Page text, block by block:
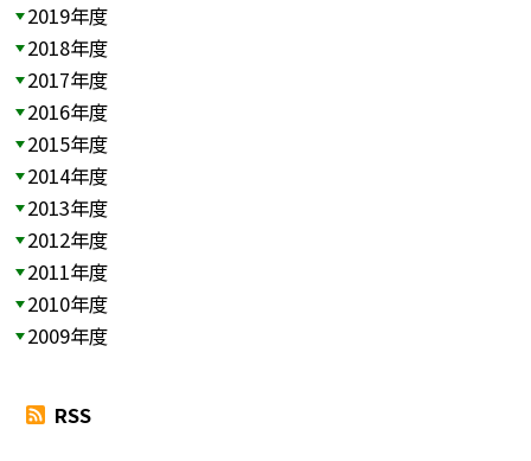
2019年度
2018年度
2017年度
2016年度
2015年度
2014年度
2013年度
2012年度
2011年度
2010年度
2009年度
RSS